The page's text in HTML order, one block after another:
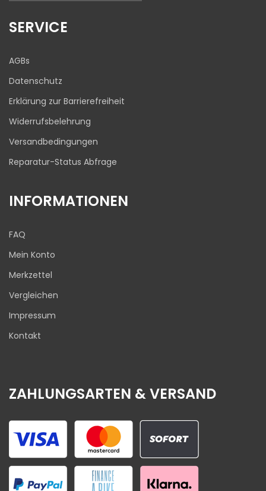
Bewertungen von
1
anderen Quelle
SERVICE
AGBs
Datenschutz
Erklärung zur Barrierefreiheit
Widerrufsbelehrung
Versandbedingungen
Reparatur-Status Abfrage
INFORMATIONEN
FAQ
Mein Konto
Merkzettel
Vergleichen
Impressum
Kontakt
ZAHLUNGSARTEN & VERSAND